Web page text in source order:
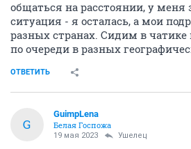
общаться на расстоянии, у меня
ситуация - я осталась, а мои
разных странах. Сидим в
по очереди в разных
ОТВЕТИТЬ
G
GuimpLena
Белая Госпожа
19 мая 2023 Ушелец